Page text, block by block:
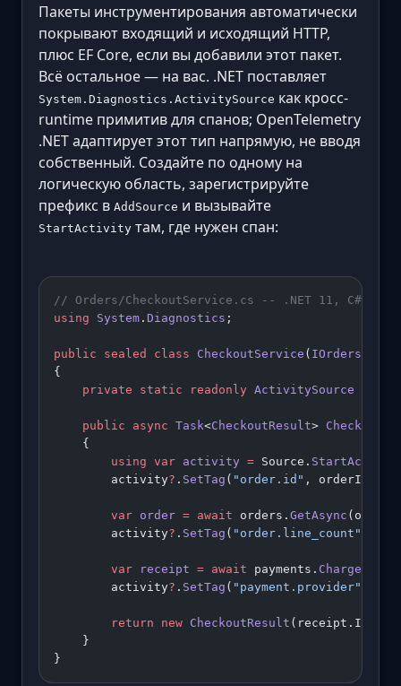
Пакеты инструментирования автоматически
покрывают входящий и исходящий HTTP,
плюс EF Core, если вы добавили этот пакет.
Всё остальное — на вас. .NET поставляет
System.Diagnostics.ActivitySource как кросс-
runtime примитив для спанов; OpenTelemetry
.NET адаптирует этот тип напрямую, не вводя
собственный. Создайте по одному на
логическую область, зарегистрируйте
префикс в AddSource и вызывайте
StartActivity там, где нужен спан:
// Orders/CheckoutService.cs -- .NET 11, C# 14
using System . Diagnostics ;
public sealed class CheckoutService (
{
    private
static readonly ActivitySource
    public
async Task<CheckoutResult>
    {
        using
var activity = Source.
        activity
? . SetTag ( "order.id" , orderId);
        var
order = await orders. GetAsync
        activity
? . SetTag ( "order.line_count"
        var
receipt = await payments. ChargeAsync
        activity
? . SetTag ( "payment.provider"
        return
new CheckoutResult (receipt.Id);
    }
}